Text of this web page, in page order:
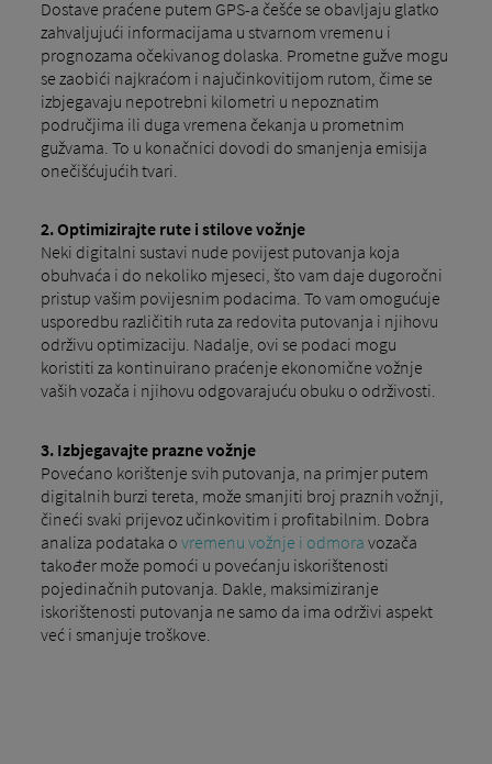
Dostave praćene putem GPS-a češće se obavljaju glatko
zahvaljujući informacijama u stvarnom vremenu i
prognozama očekivanog dolaska. Prometne gužve mogu
se zaobići najkraćom i najučinkovitijom rutom, čime se
izbjegavaju nepotrebni kilometri u nepoznatim
područjima ili duga vremena čekanja u prometnim
gužvama. To u konačnici dovodi do smanjenja emisija
onečišćujućih tvari.
2. Optimizirajte rute i stilove vožnje
Neki digitalni sustavi nude povijest putovanja koja
obuhvaća i do nekoliko mjeseci, što vam daje dugoročni
pristup vašim povijesnim podacima. To vam omogućuje
usporedbu različitih ruta za redovita putovanja i njihovu
održivu optimizaciju. Nadalje, ovi se podaci mogu
koristiti za kontinuirano praćenje ekonomične vožnje
vaših vozača i njihovu odgovarajuću obuku o održivosti.
3. Izbjegavajte prazne vožnje
Povećano korištenje svih putovanja, na primjer putem
digitalnih burzi tereta, može smanjiti broj praznih vožnji,
čineći svaki prijevoz učinkovitim i profitabilnim. Dobra
analiza podataka o vremenu vožnje i odmora vozača
također može pomoći u povećanju iskorištenosti
pojedinačnih putovanja. Dakle, maksimiziranje
iskorištenosti putovanja ne samo da ima održivi aspekt
već i smanjuje troškove.